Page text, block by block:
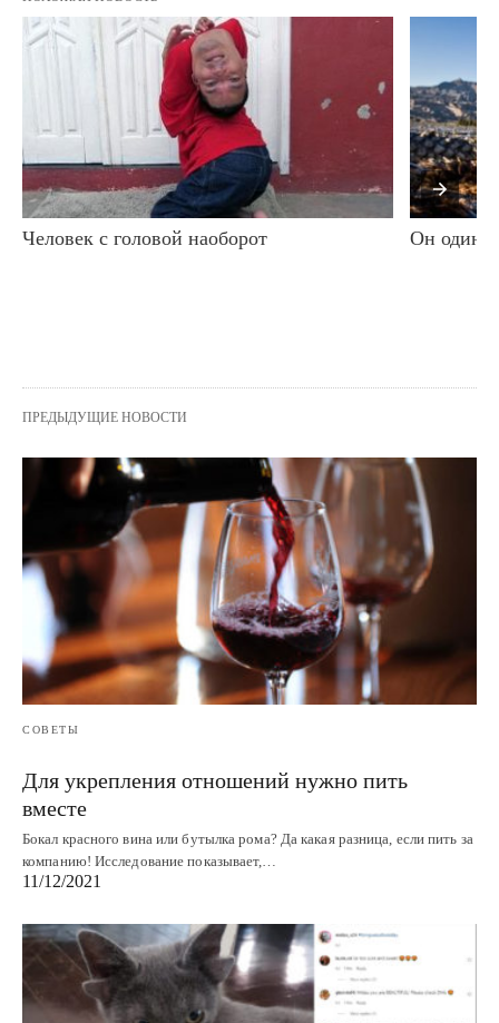
Человек с головой наоборот Он один
ПРЕДЫДУЩИЕ НОВОСТИ
СОВЕТЫ
Для укрепления отношений нужно пить
вместе
Бокал красного вина или бутылка рома? Да какая разница, если пить за
компанию! Исследование показывает,…
11/12/2021